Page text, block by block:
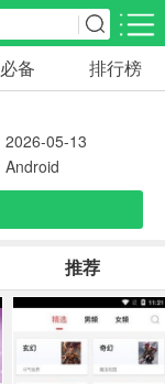
游戏分类
教育学习
178款应用
摄影美化
215款应用
移动办公
184款应用
必备 排行榜
2026-05-13
Android
推荐